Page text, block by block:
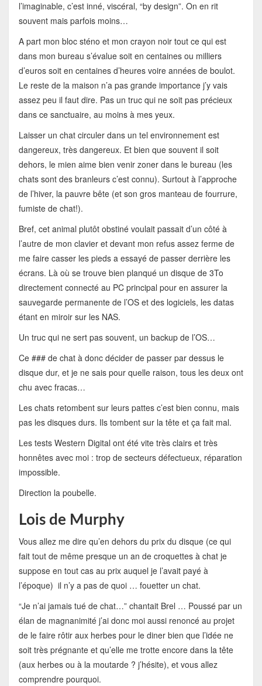
l’imaginable, c’est inné, viscéral, “by design”. On en rit
souvent mais parfois moins…
A part mon bloc sténo et mon crayon noir tout ce qui est
dans mon bureau s’évalue soit en centaines ou milliers
d’euros soit en centaines d’heures voire années de boulot.
Le reste de la maison n’a pas grande importance j’y vais
assez peu il faut dire. Pas un truc qui ne soit pas précieux
dans ce sanctuaire, au moins à mes yeux.
Laisser un chat circuler dans un tel environnement est
dangereux, très dangereux. Et bien que souvent il soit
dehors, le mien aime bien venir zoner dans le bureau (les
chats sont des branleurs c’est connu). Surtout à l’approche
de l’hiver, la pauvre bête (et son gros manteau de fourrure,
fumiste de chat!).
Bref, cet animal plutôt obstiné voulait passait d’un côté à
l’autre de mon clavier et devant mon refus assez ferme de
me faire casser les pieds a essayé de passer derrière les
écrans. Là où se trouve bien planqué un disque de 3To
directement connecté au PC principal pour en assurer la
sauvegarde permanente de l’OS et des logiciels, les datas
étant en miroir sur les NAS.
Un truc qui ne sert pas souvent, un backup de l’OS…
Ce ### de chat à donc décider de passer par dessus le
disque dur, et je ne sais pour quelle raison, tous les deux ont
chu avec fracas…
Les chats retombent sur leurs pattes c’est bien connu, mais
pas les disques durs. Ils tombent sur la tête et ça fait mal.
Les tests Western Digital ont été vite très clairs et très
honnêtes avec moi : trop de secteurs défectueux, réparation
impossible.
Direction la poubelle.
Lois de Murphy
Vous allez me dire qu’en dehors du prix du disque (ce qui
fait tout de même presque un an de croquettes à chat je
suppose en tout cas au prix auquel je l’avait payé à
l’époque) il n’y a pas de quoi … fouetter un chat.
“Je n’ai jamais tué de chat…” chantait Brel … Poussé par un
élan de magnanimité j’ai donc moi aussi renoncé au projet
de le faire rôtir aux herbes pour le diner bien que l’idée ne
soit très prégnante et qu’elle me trotte encore dans la tête
(aux herbes ou à la moutarde ? j’hésite), et vous allez
comprendre pourquoi.